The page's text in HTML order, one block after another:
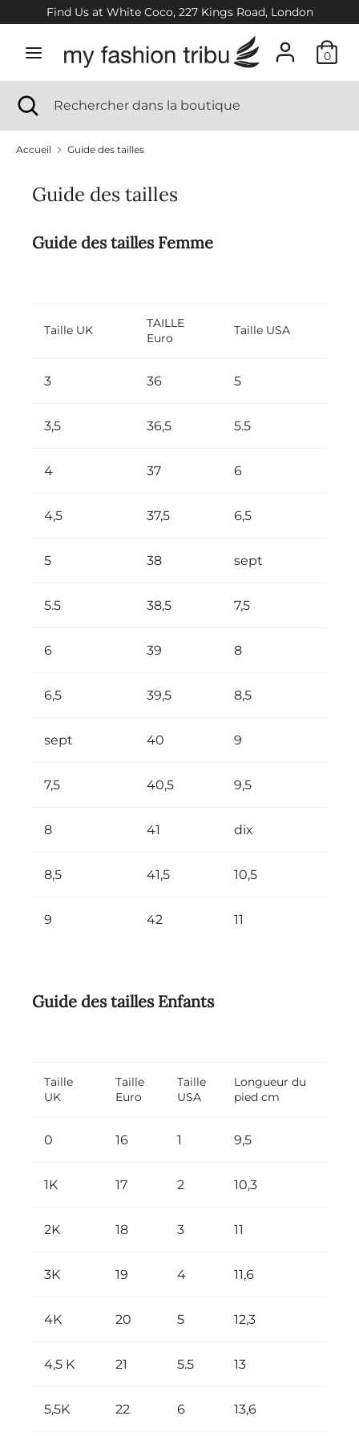
au
contenu
Find Us at White Coco, 227 Kings Road, London
0
Recherche
Rechercher
la
boutique
Recherche
Rechercher
boutique
Fermer
Accueil Guide des tailles
Guide des tailles
Guide des tailles Femme
Taille UK
TAILLE
Euro
Taille USA
3 36 5
3,5 36,5 5.5
4 37 6
4,5 37,5 6,5
5 38 sept
5.5 38,5 7,5
6 39 8
6,5 39,5 8,5
sept 40 9
7,5 40,5 9,5
8 41 dix
8,5 41,5 10,5
9 42 11
Guide des tailles Enfants
Taille
UK
Taille
Euro
Taille
USA
Longueur du
pied cm
0 16 1 9,5
1K 17 2 10,3
2K 18 3 11
3K 19 4 11,6
4K 20 5 12,3
4,5 K 21 5.5 13
5,5K 22 6 13,6